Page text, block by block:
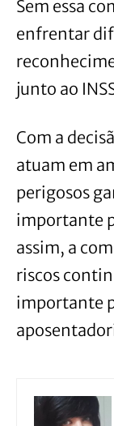
Sem essa
enfrentar
junto ao
Com a
atuam em
perigosos
importante
assim, a
riscos
importante